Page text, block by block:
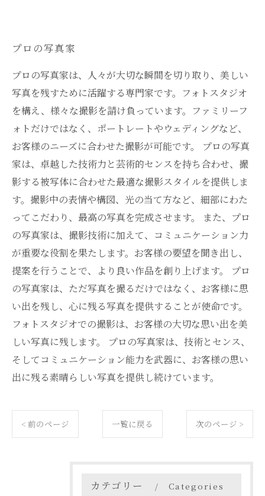
プロの写真家
プロの写真家は、人々が大切な瞬間を切り取り、美しい
写真を残すために活躍する専門家です。フォトスタジオ
を構え、様々な撮影を請け負っています。ファミリーフ
ォトだけではなく、ポートレートやウェディングなど、
お客様のニーズに合わせた撮影が可能です。 プロの写真
家は、卓越した技術力と芸術的センスを持ち合わせ、撮
影する被写体に合わせた最適な撮影スタイルを提供しま
す。撮影中の表情や構図、光の当て方など、細部にわた
ってこだわり、最高の写真を完成させます。 また、プロ
の写真家は、撮影技術に加えて、コミュニケーション力
が重要な役割を果たします。お客様の要望を聞き出し、
提案を行うことで、より良い作品を創り上げます。 プロ
の写真家は、ただ写真を撮るだけではなく、お客様に思
い出を残し、心に残る写真を提供することが使命です。
フォトスタジオでの撮影は、お客様の大切な思い出を美
しい写真に残します。 プロの写真家は、技術とセンス、
そしてコミュニケーション能力を武器に、お客様の思い
出に残る素晴らしい写真を提供し続けています。
< 前のページ 一覧に戻る 次のページ >
カテゴリー Categories